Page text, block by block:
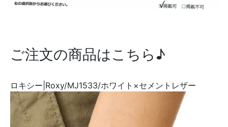
ご注文の商品はこちら♪
ロキシー|Roxy/MJ1533/ホワイト×セメントレザー